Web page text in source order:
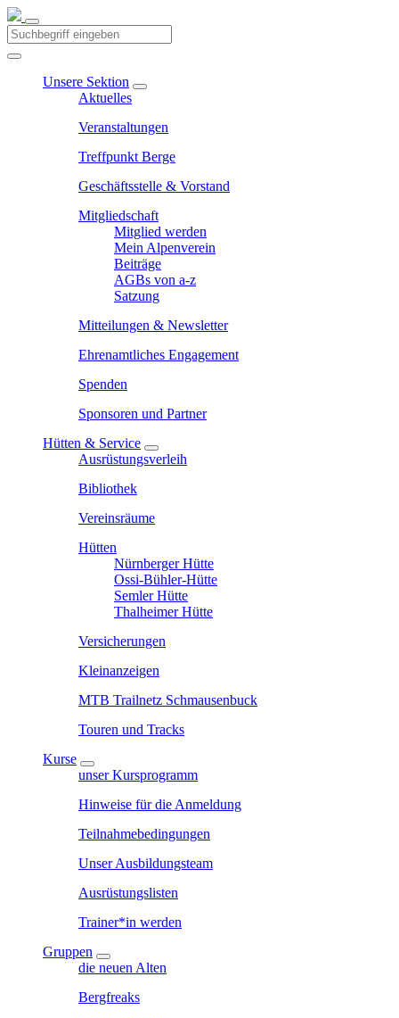
Unsere Sektion
Aktuelles
Veranstaltungen
Treffpunkt Berge
Geschäftsstelle & Vorstand
Mitgliedschaft
Mitglied werden
Mein Alpenverein
Beiträge
AGBs von a-z
Satzung
Mitteilungen & Newsletter
Ehrenamtliches Engagement
Spenden
Sponsoren und Partner
Hütten & Service
Ausrüstungsverleih
Bibliothek
Vereinsräume
Hütten
Nürnberger Hütte
Ossi-Bühler-Hütte
Semler Hütte
Thalheimer Hütte
Versicherungen
Kleinanzeigen
MTB Trailnetz Schmausenbuck
Touren und Tracks
Kurse
unser Kursprogramm
Hinweise für die Anmeldung
Teilnahmebedingungen
Unser Ausbildungsteam
Ausrüstungslisten
Trainer*in werden
Gruppen
die neuen Alten
Bergfreaks